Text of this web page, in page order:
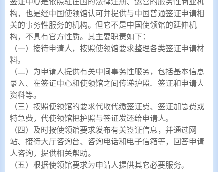
签证中心是依照驻在国的法律注册、运营的服务性商业机
构，也是经中国使领馆认可并提供与中国普通签证申请相
关的事务性服务的机构。但它不是中国使领馆的延伸机
构，不具有官方性质。其主要职责如下：
（一）接待申请人，按照使领馆要求整理各类签证申请材
料。
（二）为申请人提供有关中间事务性服务，包括基本信息
录入、在签证中心和使领馆之间传递护照、签证和申请人
资料等。
（三）按照使领馆的要求代收代缴签证费、签证加急费或
特急费，代使领馆把护照与签证发还给申请人。
（四）及时按使领馆要求发布有关签证信息，并通过网
站、接待大厅咨询台、咨询电话和电子信箱等，回答申请
人咨询，提供相关帮助。
（五）根据使领馆要求为申请人提供其它必要服务。